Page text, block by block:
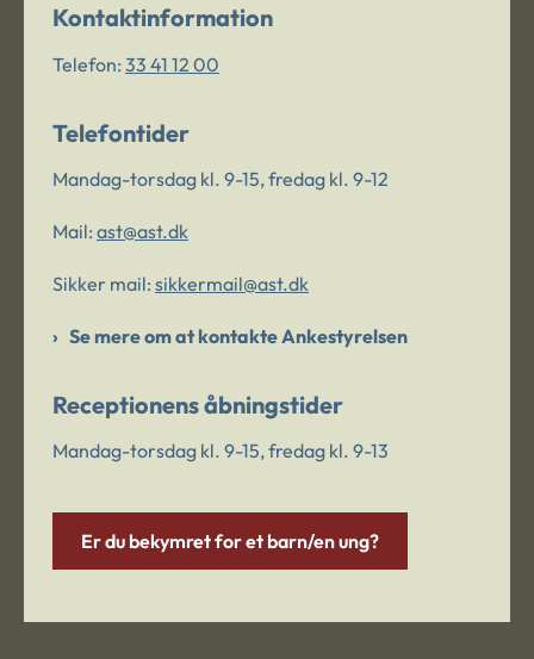
Kontaktinformation
Telefon: 33 41 12 00
Telefontider
Mandag-torsdag kl. 9-15, fredag kl. 9-12
Mail: ast@ast.dk
Sikker mail: sikkermail@ast.dk
Se mere om at kontakte Ankestyrelsen
Receptionens åbningstider
Mandag-torsdag kl. 9-15, fredag kl. 9-13
Er du bekymret for et barn/en ung?